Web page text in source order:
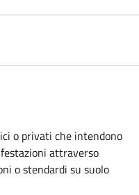
o privati che intendono
attraverso
o stendardi su suolo